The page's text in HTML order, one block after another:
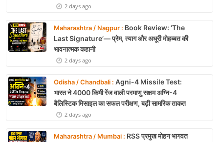
2 days ago
Maharashtra / Nagpur : Book Review: ‘The
Last Signature’— प्रेम, त्याग और अधूरी मोहब्बत की
भावनात्मक कहानी
2 days ago
Odisha / Chandbali : Agni-4 Missile Test:
भारत ने 4000 किमी रेंज वाली परमाणु सक्षम अग्नि-4
बैलिस्टिक मिसाइल का सफल परीक्षण, बढ़ी सामरिक ताकत
2 days ago
Maharashtra / Mumbai : RSS प्रमुख मोहन भागवत